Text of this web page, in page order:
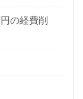
の経費削